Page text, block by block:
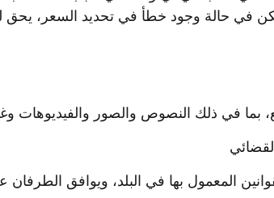
في حالة وجود خطأ في تحديد السعر، يحق
بما في ذلك النصوص والصور
المعمول بها في البلد، ويوافق الطرفان